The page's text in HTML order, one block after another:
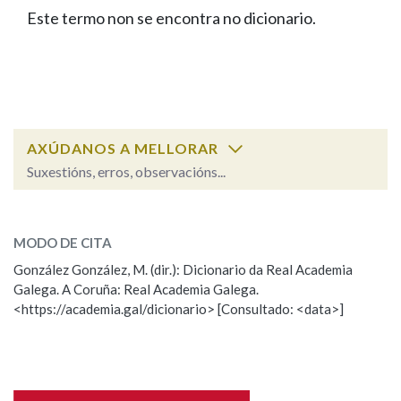
FIGURAS HOMENAXEADAS
PORTAL DAS PALABRAS
Facebook
TwitterYoutubeInstagram
Bluesky
BUSCAR NOS LEMAS
Remata por
BUSCAR NO CONTIDO
Nas definicións
Este termo non se encontra no dicionario.
AXÚDANOS A MELLORAR
Suxestións, erros, observacións...
Observación
Nome
MODO DE CITA
González González, M. (dir.): Dicionario da Real Academia
Galega. A Coruña: Real Academia Galega.
<https://academia.gal/dicionario> [Consultado: <data>]